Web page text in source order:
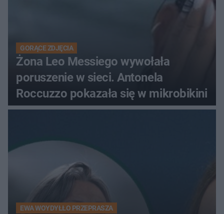
GORĄCE ZDJĘCIA
Żona Leo Messiego wywołała
poruszenie w sieci. Antonela
Roccuzzo pokazała się w mikrobikini
EWA WOYDYŁŁO PRZEPRASZA